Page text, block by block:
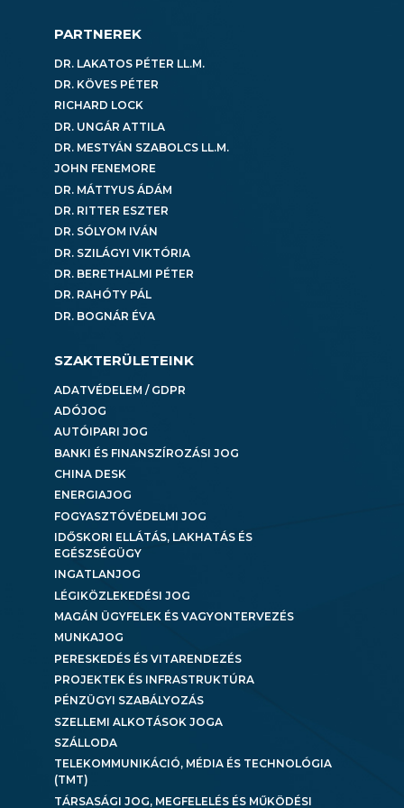
PARTNEREK
DR. LAKATOS PÉTER LL.M.
DR. KÖVES PÉTER
RICHARD LOCK
DR. UNGÁR ATTILA
DR. MESTYÁN SZABOLCS LL.M.
JOHN FENEMORE
DR. MÁTTYUS ÁDÁM
DR. RITTER ESZTER
DR. SÓLYOM IVÁN
DR. SZILÁGYI VIKTÓRIA
DR. BERETHALMI PÉTER
DR. RAHÓTY PÁL
DR. BOGNÁR ÉVA
SZAKTERÜLETEINK
ADATVÉDELEM / GDPR
ADÓJOG
AUTÓIPARI JOG
BANKI ÉS FINANSZÍROZÁSI JOG
CHINA DESK
ENERGIAJOG
FOGYASZTÓVÉDELMI JOG
IDŐSKORI ELLÁTÁS, LAKHATÁS ÉS
EGÉSZSÉGÜGY
INGATLANJOG
LÉGIKÖZLEKEDÉSI JOG
MAGÁN ÜGYFELEK ÉS VAGYONTERVEZÉS
MUNKAJOG
PERESKEDÉS ÉS VITARENDEZÉS
PROJEKTEK ÉS INFRASTRUKTÚRA
PÉNZÜGYI SZABÁLYOZÁS
SZELLEMI ALKOTÁSOK JOGA
SZÁLLODA
TELEKOMMUNIKÁCIÓ, MÉDIA ÉS TECHNOLÓGIA
(TMT)
TÁRSASÁGI JOG, MEGFELELÉS ÉS MŰKÖDÉSI